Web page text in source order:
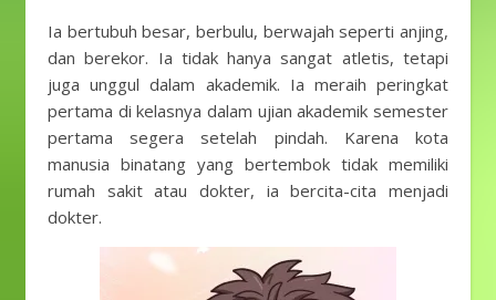
Ia bertubuh besar, berbulu, berwajah seperti anjing,
dan berekor. Ia tidak hanya sangat atletis, tetapi
juga unggul dalam akademik. Ia meraih peringkat
pertama di kelasnya dalam ujian akademik semester
pertama segera setelah pindah. Karena kota
manusia binatang yang bertembok tidak memiliki
rumah sakit atau dokter, ia bercita-cita menjadi
dokter.